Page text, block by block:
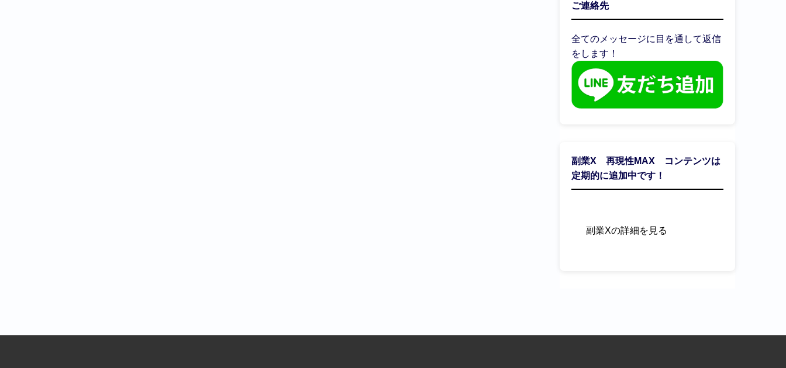
ご連絡先
全てのメッセージに目を通して返信
をします！
副業X 再現性MAX コンテンツは
定期的に追加中です！
副業Xの詳細を見る